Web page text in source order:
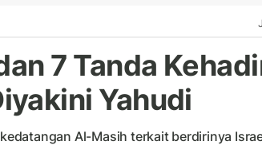
7 Tanda
Yahudi
Al-Masih terkait berdirinya